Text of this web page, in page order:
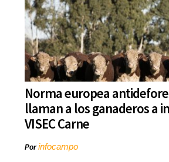
Norma europea
llaman a los ganaderos a
VISEC Carne
Porinfocampo